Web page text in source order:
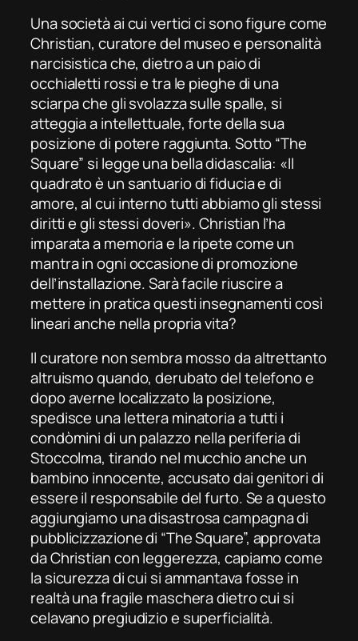
Una società ai cui vertici ci sono figure come
Christian, curatore del museo e personalità
narcisistica che, dietro a un paio di
occhialetti rossi e tra le pieghe di una
sciarpa che gli svolazza sulle spalle, si
atteggia a intellettuale, forte della sua
posizione di potere raggiunta. Sotto “The
Square” si legge una bella didascalia: «Il
quadrato è un santuario di fiducia e di
amore, al cui interno tutti abbiamo gli stessi
diritti e gli stessi doveri». Christian l’ha
imparata a memoria e la ripete come un
mantra in ogni occasione di promozione
dell’installazione. Sarà facile riuscire a
mettere in pratica questi insegnamenti così
lineari anche nella propria vita?
Il curatore non sembra mosso da altrettanto
altruismo quando, derubato del telefono e
dopo averne localizzato la posizione,
spedisce una lettera minatoria a tutti i
condòmini di un palazzo nella periferia di
Stoccolma, tirando nel mucchio anche un
bambino innocente, accusato dai genitori di
essere il responsabile del furto. Se a questo
aggiungiamo una disastrosa campagna di
pubblicizzazione di “The Square”, approvata
da Christian con leggerezza, capiamo come
la sicurezza di cui si ammantava fosse in
realtà una fragile maschera dietro cui si
celavano pregiudizio e superficialità.